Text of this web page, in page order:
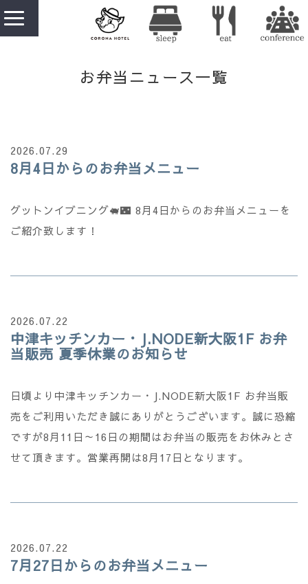
お弁当ニュース一覧
2026.07.29
8月4日からのお弁当メニュー
グットンイブニング🐖🌃 8月4日からのお弁当メニューを
ご紹介致します！
2026.07.22
中津キッチンカー・J.NODE新大阪1F お弁
当販売 夏季休業のお知らせ
日頃より中津キッチンカー・J.NODE新大阪1F お弁当販
売をご利用いただき誠にありがとうございます。誠に恐縮
ですが8月11日～16日の期間はお弁当の販売をお休みとさ
せて頂きます。営業再開は8月17日となります。
2026.07.22
7月27日からのお弁当メニュー